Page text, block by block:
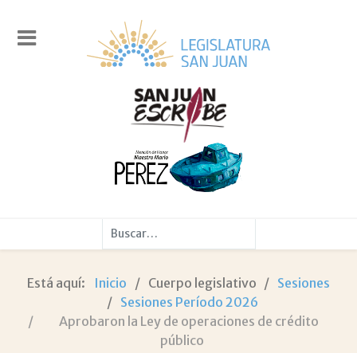
Buscar
Está aquí: Inicio Cuerpo legislativo
Sesiones
Sesiones Período 2026
Aprobaron la Ley de operaciones de crédito
público